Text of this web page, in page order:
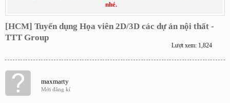
nhé.
[HCM] Tuyển dụng Họa viên 2D/3D các dự án nội thất -
TTT Group
Lượt xem: 1,824
maxmarty
Mới đăng kí